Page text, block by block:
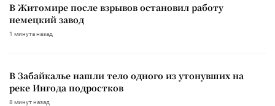
В Житомире после взрывов остановил работу
немецкий завод
1 минута назад
В Забайкалье нашли тело одного из утонувших на
реке Ингода подростков
8 минут назад